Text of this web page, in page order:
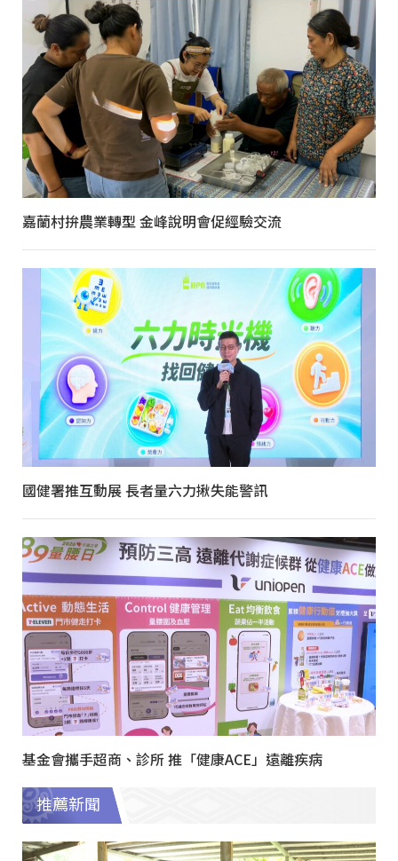
嘉蘭村拚農業轉型 金峰說明會促經驗交流
國健署推互動展 長者量六力揪失能警訊
基金會攜手超商、診所 推「健康ACE」遠離疾病
推薦新聞